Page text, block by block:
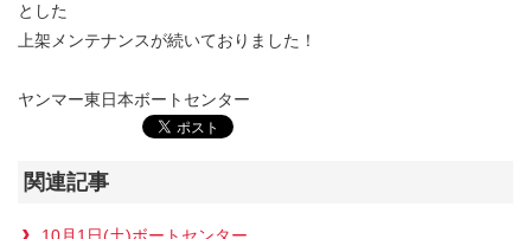
とした
上架メンテナンスが続いておりました！
ヤンマー東日本ボートセンター
関連記事